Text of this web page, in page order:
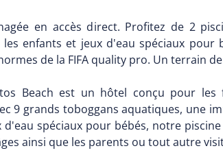
en accès direct. Profitez de 2
enfants et jeux d'eau spéciaux
de la FIFA quality pro. Un terrain
Beach est un hôtel conçu pour
9 grands toboggans aquatiques, une
d'eau spéciaux pour bébés, notre
ainsi que les parents ou tout autre